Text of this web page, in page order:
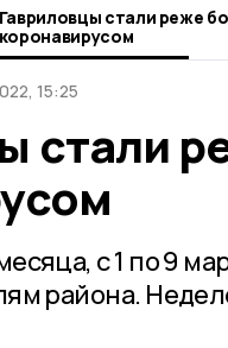
Гавриловцы стали реже
коронавирусом
15:25
стали
с 1 по 9
района.